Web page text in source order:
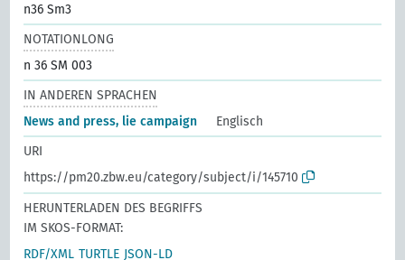
n36 Sm3
NOTATIONLONG
n 36 SM 003
IN ANDEREN SPRACHEN
News and press, lie campaign
Englisch
URI
https://pm20.zbw.eu/category/subject/i/145710
HERUNTERLADEN DES BEGRIFFS
IM SKOS-FORMAT:
RDF/XML TURTLE JSON-LD